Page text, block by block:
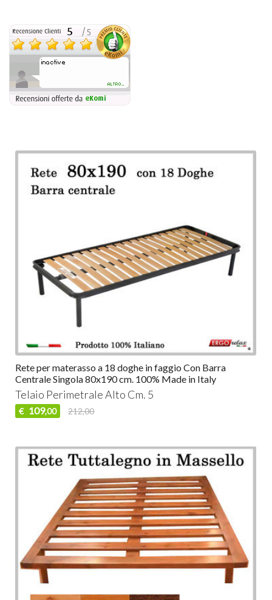
Rete per materasso a 18 doghe in faggio Con Barra
Centrale Singola 80x190 cm. 100% Made in Italy
Telaio Perimetrale Alto Cm. 5
€ 109,00 212,00